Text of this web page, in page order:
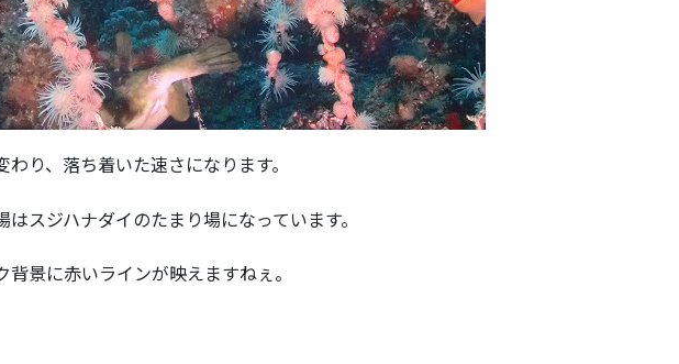
り、落ち着いた速さになります。
スジハナダイのたまり場になっています。
景に赤いラインが映えますねぇ。